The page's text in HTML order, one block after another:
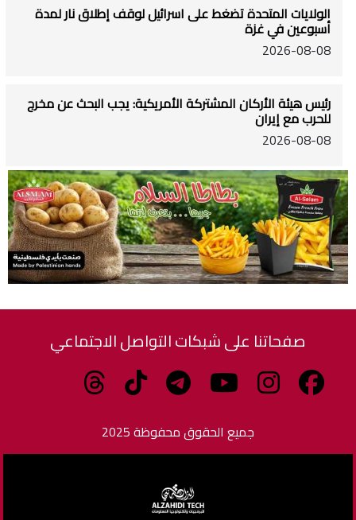
الولايات المتحدة تضغط على اسرائيل لوقف إطلاق نار لمدة
أسبوعين في غزة
2026-08-08
رئيس هيئة الأركان المشتركة الأمريكية: يجب البحث عن مخرج
للحرب مع إيران
2026-08-08
صفحاتنا على شبكات التواصل الاجتماعي
جميع الحقوق محفوظة 2025